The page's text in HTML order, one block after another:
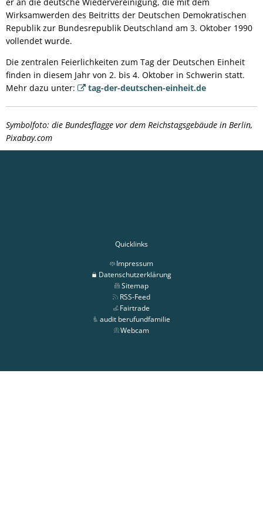
Wirksamwerden des Beitritts der Deutschen Demokratischen
Republik zur Bundesrepublik Deutschland am 3. Oktober 1990
vollendet wurde.
Die zentralen Feierlichkeiten zum Tag der Deutschen Einheit
finden in diesem Jahr von 2. bis 4. Oktober in Schwerin statt.
Mehr dazu unter:
tag-der-deutschen-einheit.de
Symbolfoto: die Bundesflagge vor dem Reichstagsgebäude in Berlin,
Pixabay.com
Quicklinks
Impressum
Datenschutzerklärung
Sitemap
RSS-Feed
Fairtrade
audit berufundfamilie
Webcam